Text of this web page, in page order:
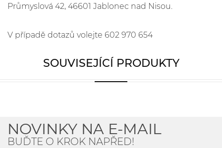
Průmyslová 42, 46601 Jablonec nad Nisou.
V případě dotazů volejte 602 970 654
SOUVISEJÍCÍ PRODUKTY
NOVINKY NA E-MAIL
BUĎTE O KROK NAPŘED!